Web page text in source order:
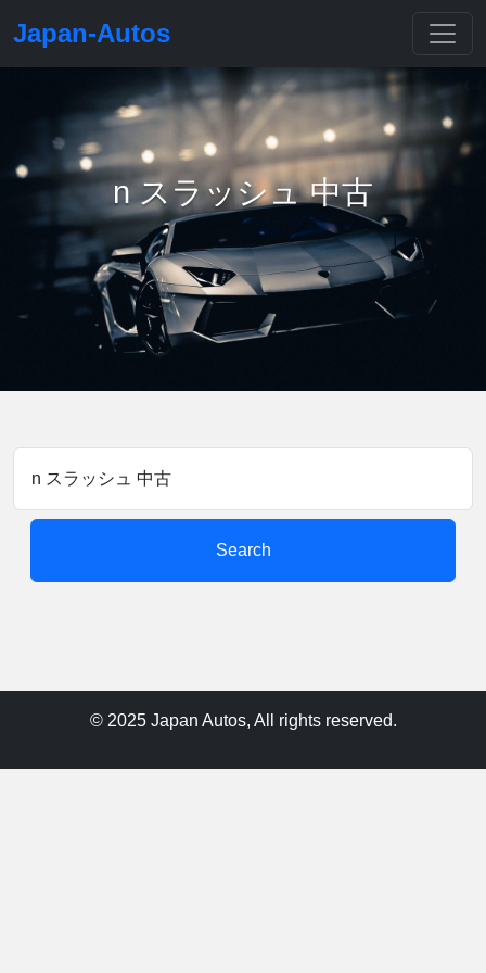
Japan-Autos
n スラッシュ 中古
Search
© 2025 Japan Autos, All rights reserved.